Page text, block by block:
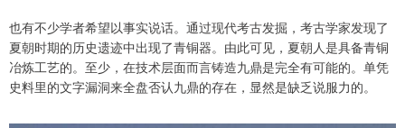
也有不少学者希望以事实说话。通过现代考古发掘，考古学家发现了
夏朝时期的历史遗迹中出现了青铜器。由此可见，夏朝人是具备青铜
冶炼工艺的。至少，在技术层面而言铸造九鼎是完全有可能的。单凭
史料里的文字漏洞来全盘否认九鼎的存在，显然是缺乏说服力的。